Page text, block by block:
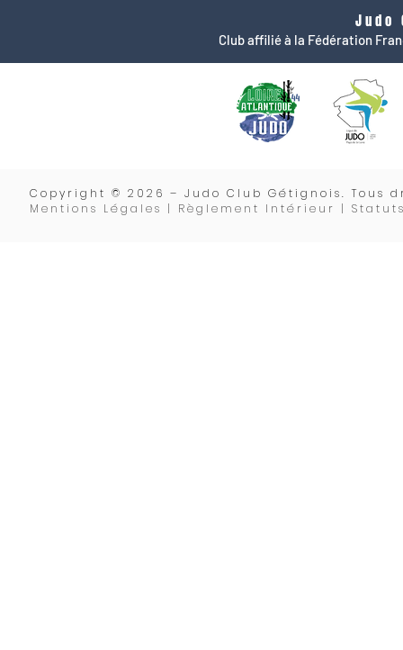
Judo
Club affilié à la Fédération
Copyrigh t © 2026 – Judo Club Gétignois. Tous
Mentions Légales | Règlement Intérieur |